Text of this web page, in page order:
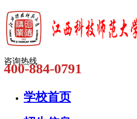
咨询热线
400-884-0791
学校首页